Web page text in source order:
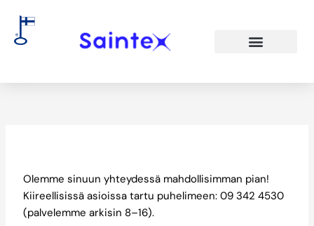
sisältöön
Olemme sinuun yhteydessä mahdollisimman pian!
Kiireellisissä asioissa tartu puhelimeen: 09 342 4530
(palvelemme arkisin 8–16).